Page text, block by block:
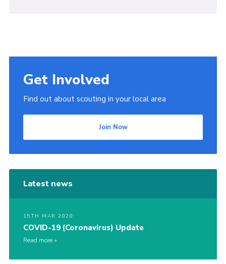
Get Involved
Find out about scouting in your local area
Join Now
Latest news
15TH MAR 2020
COVID-19 (Coronavirus) Update
Read more